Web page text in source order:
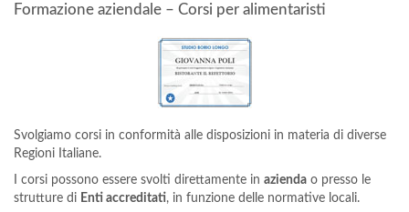
Formazione aziendale – Corsi per alimentaristi
Svolgiamo corsi in conformità alle disposizioni in materia di diverse
Regioni Italiane.
I corsi possono essere svolti direttamente in azienda o presso le
strutture di Enti accreditati, in funzione delle normative locali.